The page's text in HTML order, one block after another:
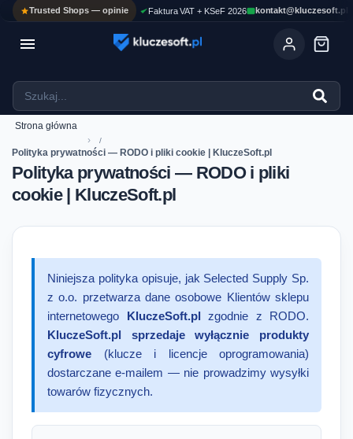
Trusted Shops — opinie Faktura VAT + KSeF 2026 kontakt@kluczesoft.pl

Strona główna
›
Polityka prywatności — RODO i pliki cookie | KluczeSoft.pl
Polityka prywatności — RODO i pliki
cookie | KluczeSoft.pl
Niniejsza polityka opisuje, jak Selected Supply Sp.
z o.o. przetwarza dane osobowe Klientów sklepu
internetowego KluczeSoft.pl zgodnie z RODO.
KluczeSoft.pl sprzedaje wyłącznie produkty
cyfrowe (klucze i licencje oprogramowania)
dostarczane e-mailem — nie prowadzimy wysyłki
towarów fizycznych.
ASYSTENT AI